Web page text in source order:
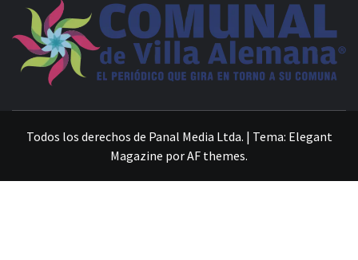
Todos los derechos de Panal Media Ltda. | Tema: Elegant
Magazine porAF themes.